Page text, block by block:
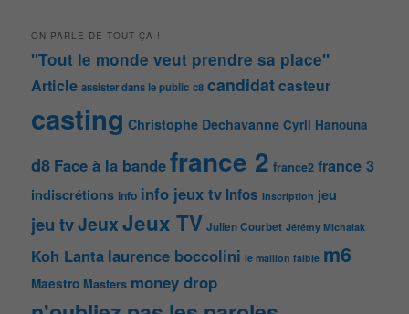
ON PARLE DE TOUT ÇA !
"Tout le monde veut prendre sa place"
Article assister dans le public c8 candidatcasteur
casting Christophe Dechavanne Cyril Hanouna
d8 Face à la bandefrance 2 france2 france 3
indiscrétions info info jeux tv Infos Inscription jeu
jeu tvJeuxJeux TV Julien Courbet Jérémy Michalak
Koh Lanta laurence boccolini le maillon faible m6
Maestro Masters money drop